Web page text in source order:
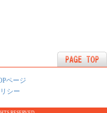
ページ
シー